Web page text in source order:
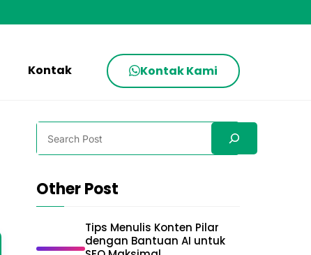
Kontak Kontak Kami
Search
Other Post
Tips Menulis Konten Pilar
dengan Bantuan AI untuk